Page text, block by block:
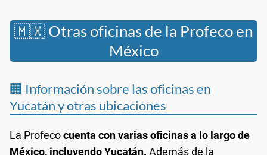
🇲🇽 Otras oficinas de la Profeco en
México
🏢 Información sobre las oficinas en
Yucatán y otras ubicaciones
La Profecocuenta con varias oficinas a lo largo de
México, incluyendo Yucatán. Además de la